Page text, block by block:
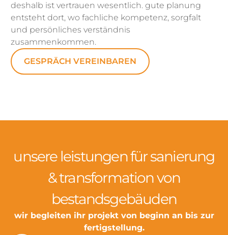
deshalb ist vertrauen wesentlich. gute planung
entsteht dort, wo fachliche kompetenz, sorgfalt
und persönliches verständnis
zusammenkommen.
GESPRÄCH VEREINBAREN
unsere leistungen für sanierung
& transformation von
bestandsgebäuden
wir begleiten ihr projekt von beginn an bis zur
fertigstellung.